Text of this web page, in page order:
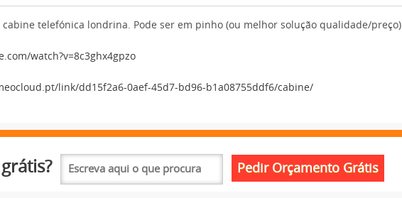
telefónica londrina. Pode ser em pinho (ou melhor solução qualidade/preço)
watch?v=8c3ghx4gpzo
link/dd15f2a6-0aef-45d7-bd96-b1a08755ddf6/cabine/